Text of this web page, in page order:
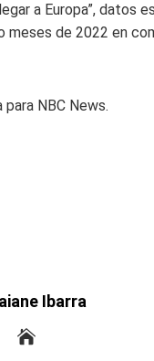
a Europa”, datos
meses de 2022 en
NBC News.
Ibarra